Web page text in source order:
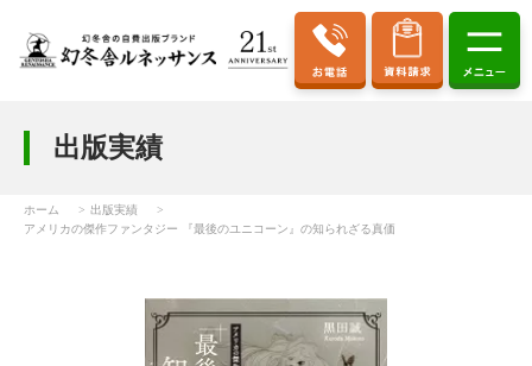
出版実績
ホーム
出版実績
アメリカの傑作ファンタジー 『最後のユニコーン』の知られざる真価